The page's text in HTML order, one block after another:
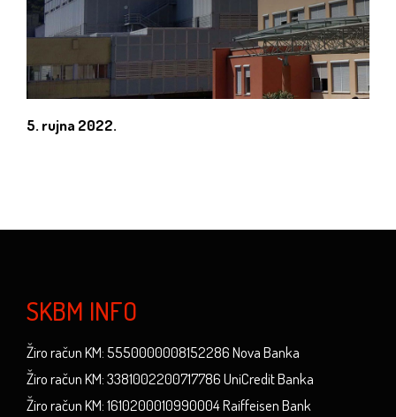
5. rujna 2022.
SKBM INFO
Žiro račun KM: 5550000008152286 Nova Banka
Žiro račun KM: 3381002200717786 UniCredit Banka
Žiro račun KM: 1610200010990004 Raiffeisen Bank